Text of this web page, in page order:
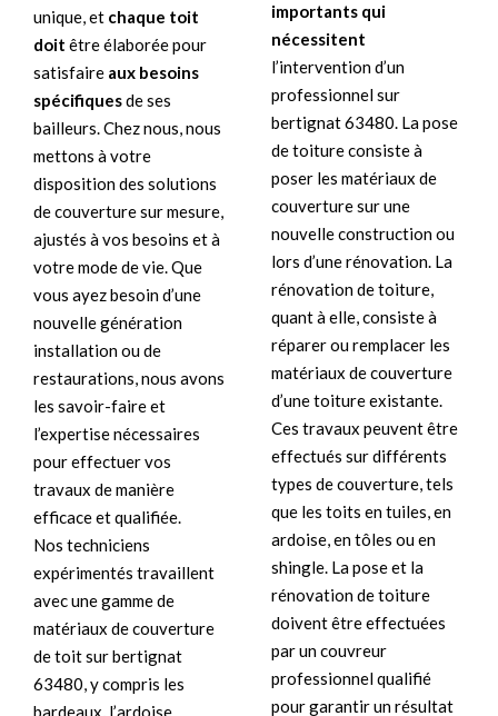
unique, et chaque toit
doit être élaborée pour
satisfaire aux besoins
spécifiquesde ses
bailleurs. Chez nous, nous
mettons à votre
disposition des solutions
de couverture sur mesure,
ajustés à vos besoins et à
votre mode de vie. Que
vous ayez besoin d’une
nouvelle génération
installation ou de
restaurations, nous avons
les savoir-faire et
l’expertise nécessaires
pour effectuer vos
travaux de manière
efficace et qualifiée.
Nos techniciens
expérimentés travaillent
avec une gamme de
matériaux de couverture
de toit sur bertignat
63480, y compris les
bardeaux, l’ardoise
importants qui
nécessitent
l’intervention d’un
professionnel sur
bertignat 63480. La pose
de toiture consiste à
poser les matériaux de
couverture sur une
nouvelle construction ou
lors d’une rénovation. La
rénovation de toiture,
quant à elle, consiste à
réparer ou remplacer les
matériaux de couverture
d’une toiture existante.
Ces travaux peuvent être
effectués sur différents
types de couverture, tels
que les toits en tuiles, en
ardoise, en tôles ou en
shingle. La pose et la
rénovation de toiture
doivent être effectuées
par un couvreur
professionnel qualifié
pour garantir un résultat